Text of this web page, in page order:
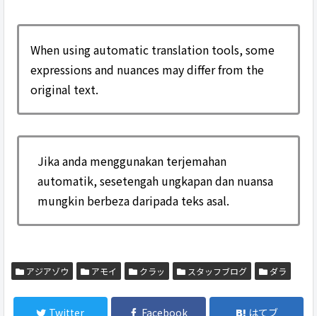
When using automatic translation tools, some
expressions and nuances may differ from the
original text.
Jika anda menggunakan terjemahan
automatik, sesetengah ungkapan dan nuansa
mungkin berbeza daripada teks asal.
アジアゾウ アモイ クラッ スタッフブログ ダラ
Twitter Facebook はてブ